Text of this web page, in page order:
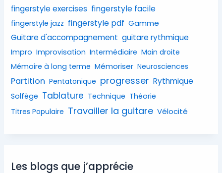
fingerstyle exercises fingerstyle facile
fingerstyle jazz fingerstyle pdf Gamme
Guitare d'accompagnement guitare rythmique
Impro Improvisation Intermédiaire Main droite
Mémoire à long terme Mémoriser Neurosciences
Partition Pentatonique progresser Rythmique
Solfège Tablature Technique Théorie
Titres Populaire Travailler la guitare Vélocité
Les blogs que j’apprécie